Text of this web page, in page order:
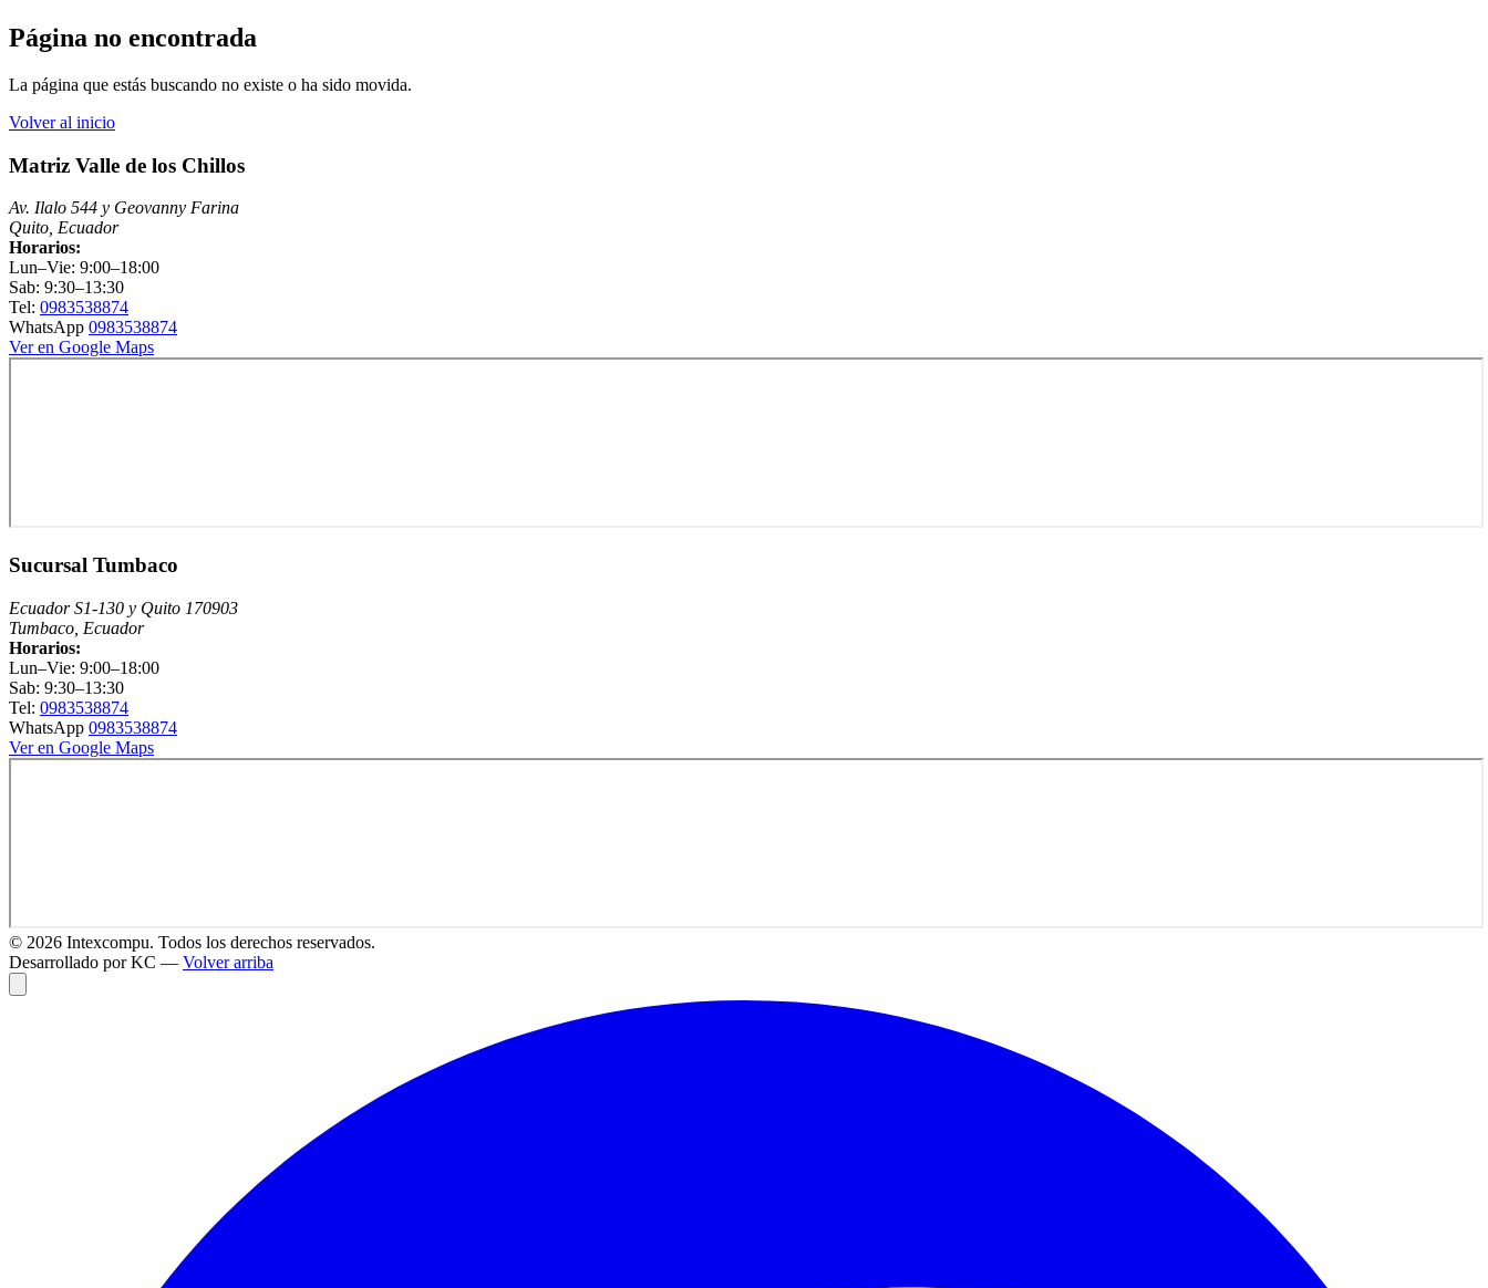
Página no encontrada
La página que estás buscando no existe o ha sido movida.
Volver al inicio
Matriz Valle de los Chillos
Av. Ilalo 544 y Geovanny Farina
Quito, Ecuador
Horarios:
Lun–Vie: 9:00–18:00
Sab: 9:30–13:30
Tel: 0983538874
WhatsApp 0983538874
Ver en Google Maps
Sucursal Tumbaco
Ecuador S1-130 y Quito 170903
Tumbaco, Ecuador
Horarios:
Lun–Vie: 9:00–18:00
Sab: 9:30–13:30
Tel: 0983538874
WhatsApp 0983538874
Ver en Google Maps
© 2026 Intexcompu. Todos los derechos reservados.
Desarrollado por KC — Volver arriba